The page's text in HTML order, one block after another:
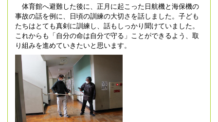
体育館へ避難した後に、正月に起こった日航機と海保機の
事故の話を例に、日頃の訓練の大切さを話しました。子ども
たちはとても真剣に訓練し、話もしっかり聞けていました。
これからも「自分の命は自分で守る」ことができるよう、取
り組みを進めていきたいと思います。